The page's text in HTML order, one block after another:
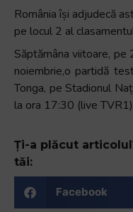
România își adjudecă
pe locul 2 al
Săptămâna viitoare, pe
noiembrie,o partidă
Tonga, pe Stadionul
la ora 17:30 (live
Ți-a plăcut
tăi:
Facebook